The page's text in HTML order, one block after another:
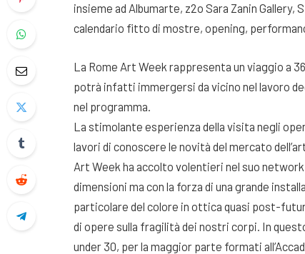
insieme ad Albumarte, z2o Sara Zanin
calendario fitto di mostre, opening,
La Rome Art Week rappresenta un viaggio a
potrà infatti immergersi da vicino nel lavoro
nel programma.
La stimolante esperienza della visita negli
lavori di conoscere le novità del mercato
Art Week ha accolto volentieri nel suo
dimensioni ma con la forza di una grande
particolare del colore in ottica quasi post-
di opere sulla fragilità dei nostri corpi. In
under 30, per la maggior parte formati